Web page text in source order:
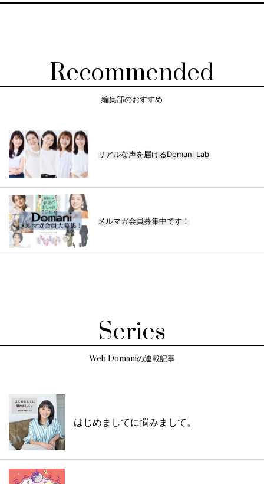
Recommended
編集部のおすすめ
リアルな声を届けるDomani Lab
メルマガ会員募集中です！
Series
Web Domaniの連載記事
はじめましてに悩みまして。